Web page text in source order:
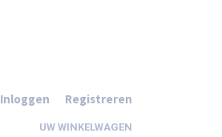
Inloggen Registreren
UW WINKELWAGEN